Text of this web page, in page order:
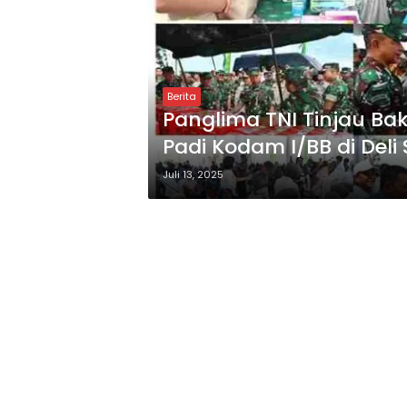
Berita
Panglima TNI Tinjau
Padi Kodam I/BB di Deli
Juli 13, 2025